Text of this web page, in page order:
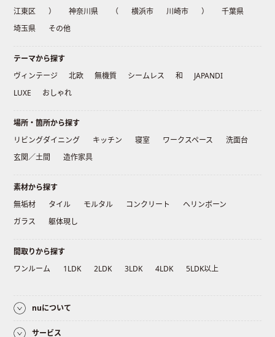
江東区
） 神奈川県 （ 横浜市 川崎市 ）
千葉県
埼玉県
その他
テーマから探す
ヴィンテージ
北欧 無機質 シームレス 和
JAPANDI
LUXE
おしゃれ
場所・箇所から探す
リビングダイニング
キッチン 寝室 ワークスペース
洗面台
玄関／土間
造作家具
素材から探す
無垢材
タイル モルタル コンクリート
ヘリンボーン
ガラス
躯体現し
間取りから探す
ワンルーム
1LDK 2LDK 3LDK 4LDK 5LDK以上
nuについて
サービス